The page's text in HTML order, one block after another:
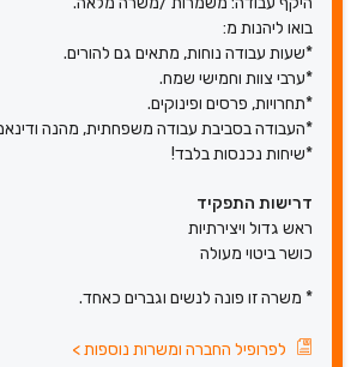
בואו ליהנות מ:
*שעות עבודה נוחות, מתאים גם להורים.
*ערבי צוות וחמישי שמח.
*תחרויות, פרסים ופינוקים.
*העבודה בסביבת עבודה משפחתית, מהנה
*שיחות נכנסות בלבד!
דרישות התפקיד
ראש גדול ויצירתיות
כושר ביטוי מעולה
* משרה זו פונה לנשים וגברים כאחד.
לפרופיל החברה ומשרות נוספות>